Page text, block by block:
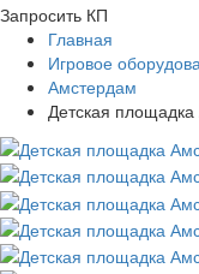
Запросить КП
Главная
Игровое
Амстердам
Детская